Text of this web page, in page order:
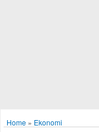
Home » Ekonomi